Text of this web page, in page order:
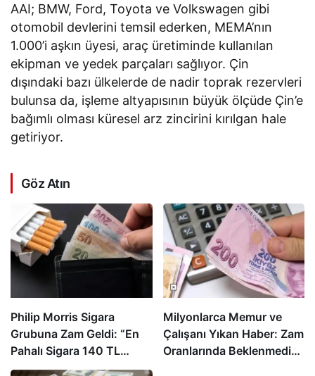
AAI; BMW, Ford, Toyota ve Volkswagen gibi
otomobil devlerini temsil ederken, MEMA’nın
1.000’i aşkın üyesi, araç üretiminde kullanılan
ekipman ve yedek parçaları sağlıyor. Çin
dışındaki bazı ülkelerde de nadir toprak rezervleri
bulunsa da, işleme altyapısının büyük ölçüde Çin’e
bağımlı olması küresel arz zincirini kırılgan hale
getiriyor.
Göz Atın
Philip Morris Sigara
Grubuna Zam Geldi: “En
Pahalı Sigara 140 TL
Oldu”
Milyonlarca Memur ve
Çalışanı Yıkan Haber: Zam
Oranlarında Beklenmedik